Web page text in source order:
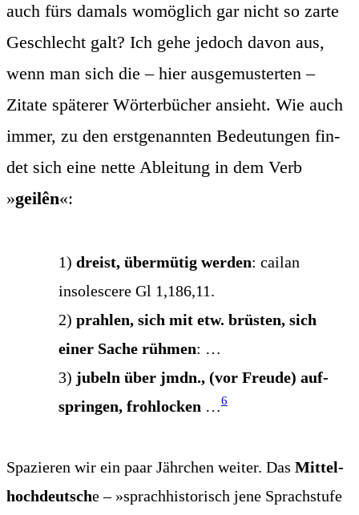
auch fürs damals womög­lich gar nicht so zar­te
Geschlecht galt? Ich gehe jedoch davon aus,
wenn man sich die – hier aus­ge­mus­ter­ten –
Zita­te spä­te­rer Wör­ter­bü­cher ansieht. Wie auch
immer, zu den erst­ge­nann­ten Bedeu­tun­gen fin­
det sich eine net­te Ablei­tung in dem Verb
»geilên«:
1) dreist, über­mü­tig wer­den: cai­lan
inso­le­s­ce­re Gl 1,186,11.
2) prah­len, sich mit etw. brüs­ten, sich
einer Sache rüh­men: …
3) jubeln über jmdn., (vor Freu­de) auf­
sprin­gen, froh­lo­cken…6
Spa­zie­ren wir ein paar Jähr­chen wei­ter. Das Mit­tel­
hoch­deutsche – »sprach­his­to­risch jene Sprach­stu­fe